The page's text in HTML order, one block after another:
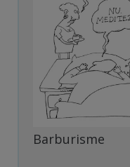
Barburisme